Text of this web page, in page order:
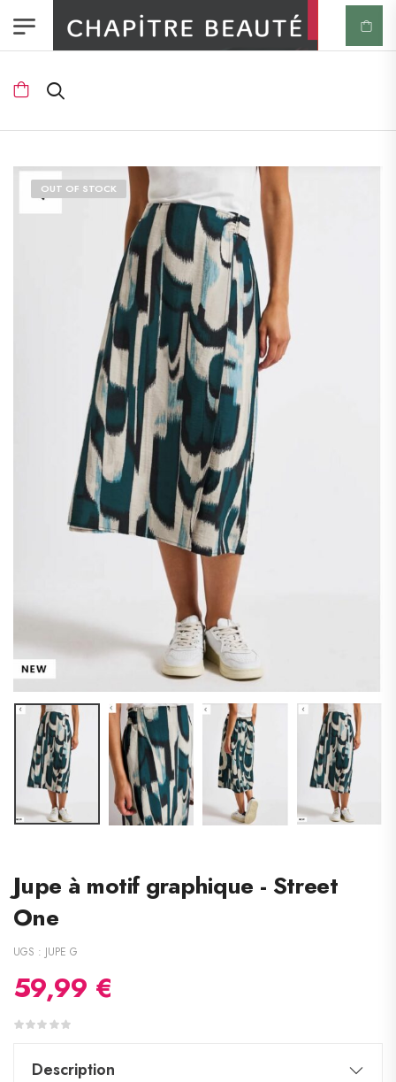
OUT OF STOCK
Jupe à motif graphique - Street
One
UGS : JUPE G
59,99 €
Description